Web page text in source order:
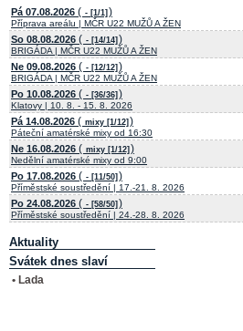
Pá 07.08.2026 ( - [1/1] )
Příprava areálu | MČR U22 MUŽŮ A ŽEN
So 08.08.2026 ( - [14/14] )
BRIGÁDA | MČR U22 MUŽŮ A ŽEN
Ne 09.08.2026 ( - [12/12] )
BRIGÁDA | MČR U22 MUŽŮ A ŽEN
Po 10.08.2026 ( - [36/36] )
Klatovy | 10. 8. - 15. 8. 2026
Pá 14.08.2026 ( mixy [1/12] )
Páteční amatérské mixy od 16:30
Ne 16.08.2026 ( mixy [1/12] )
Nedělní amatérské mixy od 9:00
Po 17.08.2026 ( - [11/50] )
Příměstské soustředění | 17.-21. 8. 2026
Po 24.08.2026 ( - [58/50] )
Příměstské soustředění | 24.-28. 8. 2026
Aktuality
Svátek dnes slaví
• Lada